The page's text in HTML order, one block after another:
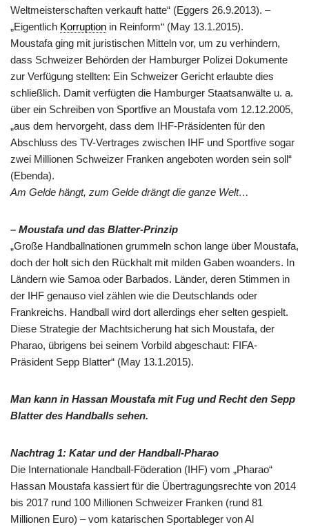
Weltmeisterschaften verkauft hatte“ (Eggers 26.9.2013). –
„Eigentlich Korruption in Reinform“ (May 13.1.2015).
Moustafa ging mit juristischen Mitteln vor, um zu verhindern,
dass Schweizer Behörden der Hamburger Polizei Dokumente
zur Verfügung stellten: Ein Schweizer Gericht erlaubte dies
schließlich. Damit verfügten die Hamburger Staatsanwälte u. a.
über ein Schreiben von Sportfive an Moustafa vom 12.12.2005,
„aus dem hervorgeht, dass dem IHF-Präsidenten für den
Abschluss des TV-Vertrages zwischen IHF und Sportfive sogar
zwei Millionen Schweizer Franken angeboten worden sein soll“
(Ebenda).
Am Gelde hängt, zum Gelde drängt die ganze Welt…
– Moustafa und das Blatter-Prinzip
„Große Handballnationen grummeln schon lange über Moustafa,
doch der holt sich den Rückhalt mit milden Gaben woanders. In
Ländern wie Samoa oder Barbados. Länder, deren Stimmen in
der IHF genauso viel zählen wie die Deutschlands oder
Frankreichs. Handball wird dort allerdings eher selten gespielt.
Diese Strategie der Machtsicherung hat sich Moustafa, der
Pharao, übrigens bei seinem Vorbild abgeschaut: FIFA-
Präsident Sepp Blatter“ (May 13.1.2015).
Man kann in Hassan Moustafa mit Fug und Recht den Sepp
Blatter des Handballs sehen.
Nachtrag 1: Katar und der Handball-Pharao
Die Internationale Handball-Föderation (IHF) vom „Pharao“
Hassan Moustafa kassiert für die Übertragungsrechte von 2014
bis 2017 rund 100 Millionen Schweizer Franken (rund 81
Millionen Euro) – vom katarischen Sportableger von Al